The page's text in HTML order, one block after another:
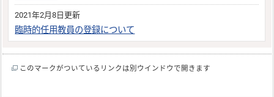
2021年2月8日更新
臨時的任用教員の登録について
このマークがついているリンクは別ウインドウで開きます